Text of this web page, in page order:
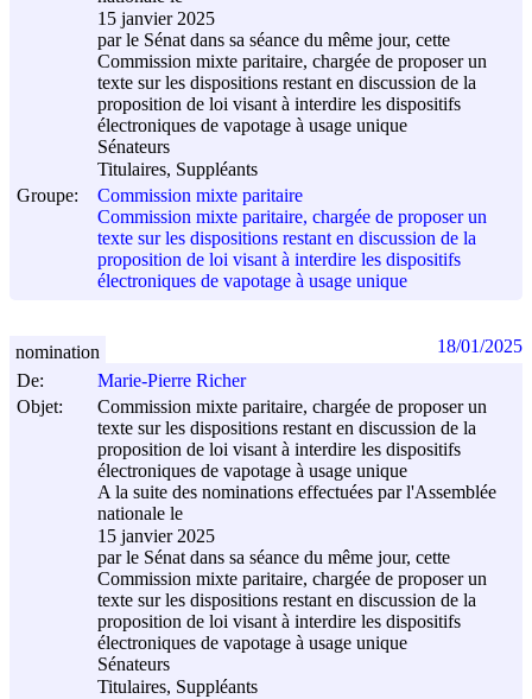
15 janvier 2025
par le Sénat dans sa séance du même jour, cette
Commission mixte paritaire, chargée de proposer un
texte sur les dispositions restant en discussion de la
proposition de loi visant à interdire les dispositifs
électroniques de vapotage à usage unique
Sénateurs
Titulaires, Suppléants
Groupe:
Commission mixte paritaire
Commission mixte paritaire, chargée de proposer un
texte sur les dispositions restant en discussion de la
proposition de loi visant à interdire les dispositifs
électroniques de vapotage à usage unique
De:
Marie-Pierre Richer
Objet:
Commission mixte paritaire, chargée de proposer un
texte sur les dispositions restant en discussion de la
proposition de loi visant à interdire les dispositifs
électroniques de vapotage à usage unique
A la suite des nominations effectuées par l'Assemblée
nationale le
15 janvier 2025
par le Sénat dans sa séance du même jour, cette
Commission mixte paritaire, chargée de proposer un
texte sur les dispositions restant en discussion de la
proposition de loi visant à interdire les dispositifs
électroniques de vapotage à usage unique
Sénateurs
Titulaires, Suppléants
nomination 18/01/2025